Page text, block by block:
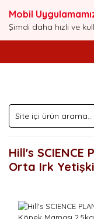
Mobil
Şimdi daha hızlı ve
Hill's
Orta Irk